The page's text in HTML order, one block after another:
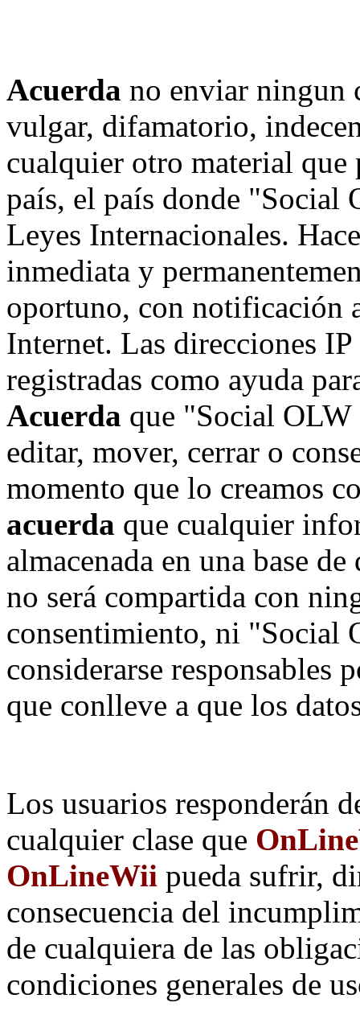
Acuerda no enviar ningun
vulgar, difamatorio,
cualquier otro material
país, el país donde "Social
Leyes Internacionales.
inmediata y
oportuno, con notificación
Internet. Las direcciones
registradas como ayuda
Acuerda que "Social
editar, mover, cerrar o
momento que lo creamos
acuerda que cualquier
almacenada en una base
no será compartida con
consentimiento, ni "Social
considerarse responsables
que conlleve a que los
Los usuarios responderán
cualquier clase que
OnLineWii pueda sufrir,
consecuencia del
de cualquiera de las
condiciones generales de